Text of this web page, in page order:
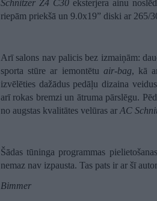
Schnitzer Z4 C30 eksterjera ainu
riepām priekšā un 9.0x19” diski ar 265/
Arī salons nav palicis bez izmaiņām:
sporta stūre ar iemontētu air-bag, kā
izvēlēties dažādus pedāļu dizaina
arī rokas bremzi un ātruma pārslēgu.
no augstas kvalitātes velūras ar AC
Šādas tūninga programmas
nemaz nav izpausta. Tas pats ir ar šī
Bimmer